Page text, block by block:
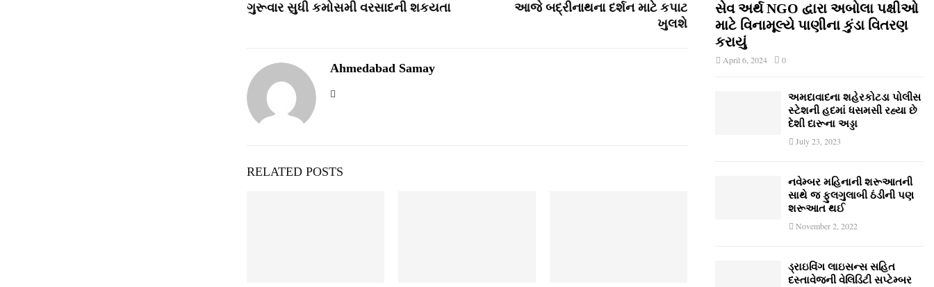
ગુરૂવાર સુધી કમોસમી વરસાદની શકયતા
આજે બદ્રીનાથના દર્શન માટે કપાટ
ખુલશે
Ahmedabad Samay
RELATED POSTS
સેવ અર્થ NGO દ્વારા અબોલા પક્ષીઓ
માટે વિનામૂલ્યે પાણીના કુંડા વિતરણ
કરાયું
April 6, 2024 0
અમદાવાદના શહેરકોટડા પોલીસ
સ્ટેશની હદમાં ધસમસી રહ્યા છે
દેશી દારૂના અડ્ડા
July 23, 2023
નવેમ્‍બર મહિનાની શરૂઆતની
સાથે જ ફુલગુલાબી ઠંડીની પણ
શરૂઆત થઈ
November 2, 2022
ડ્રાઇવિંગ લાઇસન્સ સહિત
દસ્તાવેજની વેલિડિટી સપ્ટેમ્બર